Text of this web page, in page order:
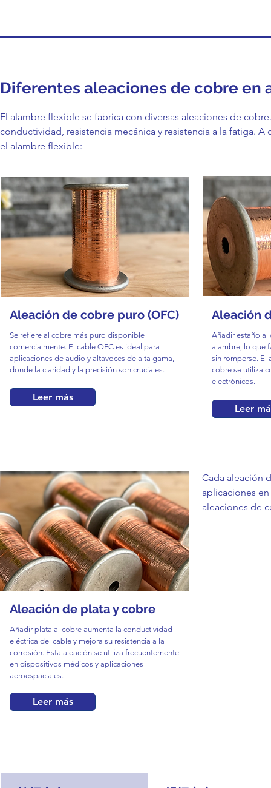
Diferentes aleaciones de cobre en
El alambre flexible se fabrica con diversas aleaciones de
conductividad, resistencia mecánica y resistencia a la fatiga.
el alambre flexible:
Aleación de cobre puro (OFC)
Se refiere al cobre más puro disponible
comercialmente. El cable OFC es ideal para
aplicaciones de audio y altavoces de alta gama,
donde la claridad y la precisión son cruciales.
Leer más
Aleación
Añadir estaño al
alambre, lo que
sin romperse. El
cobre se utiliza
electrónicos.
Leer
Aleación de plata y cobre
Añadir plata al cobre aumenta la conductividad
eléctrica del cable y mejora su resistencia a la
corrosión. Esta aleación se utiliza frecuentemente
en dispositivos médicos y aplicaciones
aeroespaciales.
Leer más
Cada aleación
aplicaciones
aleaciones de